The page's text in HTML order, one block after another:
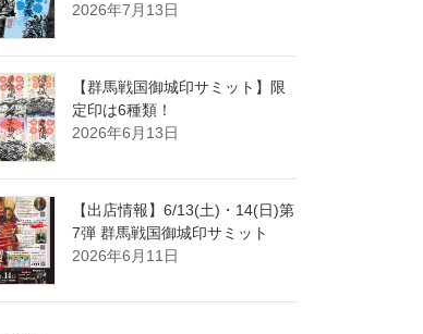
2026年7月13日
【群馬戦国御城印サミット】限
定印は6種類！
2026年6月13日
【出店情報】6/13(土)・14(日)第
7弾 群馬戦国御城印サミット
2026年6月11日